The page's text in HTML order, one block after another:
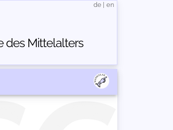
des Mittelalters
de en